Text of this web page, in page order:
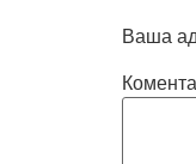
Ваша